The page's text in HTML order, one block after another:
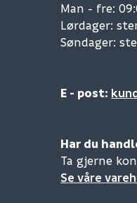
Man - fre:
Lørdager:
Søndager:
E - post:
Har du
Ta gjerne
Se våre